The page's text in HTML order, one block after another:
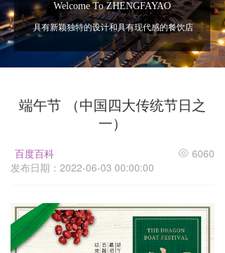
i
g
a
t
n
Welcome To ZHENGFAYAO
具有新颖独特的设计和具有现代感的餐饮店
端午节 （中国四大传统节日之
一）
百度百科
发布日期：2022-06-03 00:00:00
6060